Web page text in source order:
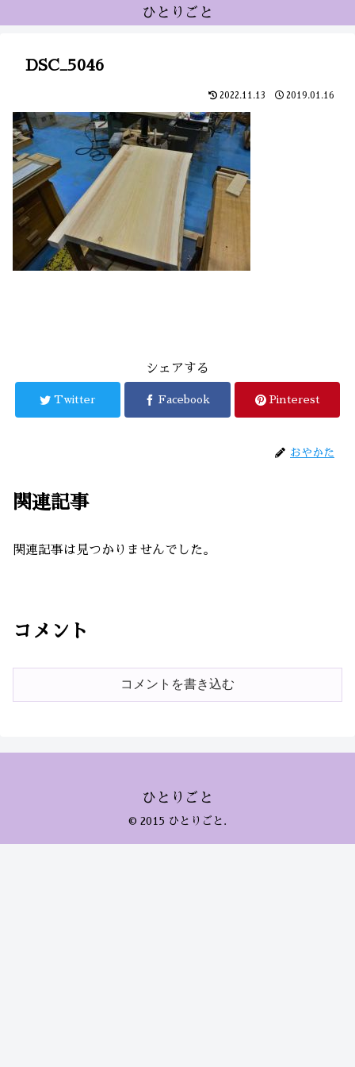
ひとりごと
DSC_5046
2022.11.13 2019.01.16
シェアする
Twitter Facebook Pinterest
おやかた
関連記事
関連記事は見つかりませんでした。
コメント
コメントを書き込む
ひとりごと
© 2015 ひとりごと.